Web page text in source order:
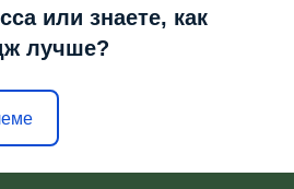
или знаете, как
лучше?